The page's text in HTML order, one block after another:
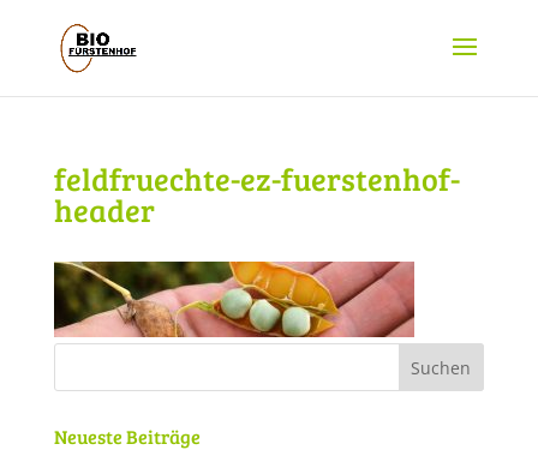
feldfruechte-ez-fuerstenhof-
header
Neueste Beiträge